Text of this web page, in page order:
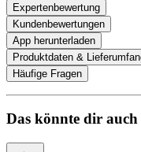
Expertenbewertung
Kundenbewertungen
App herunterladen
Produktdaten &
Häufige Fragen
Das könnte dir auch